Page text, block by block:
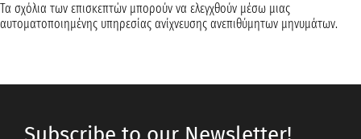
Τα σχόλια των επισκεπτών μπορούν να ελεγχθούν μέσω μιας
αυτοματοποιημένης υπηρεσίας ανίχνευσης ανεπιθύμητων μηνυμάτων.